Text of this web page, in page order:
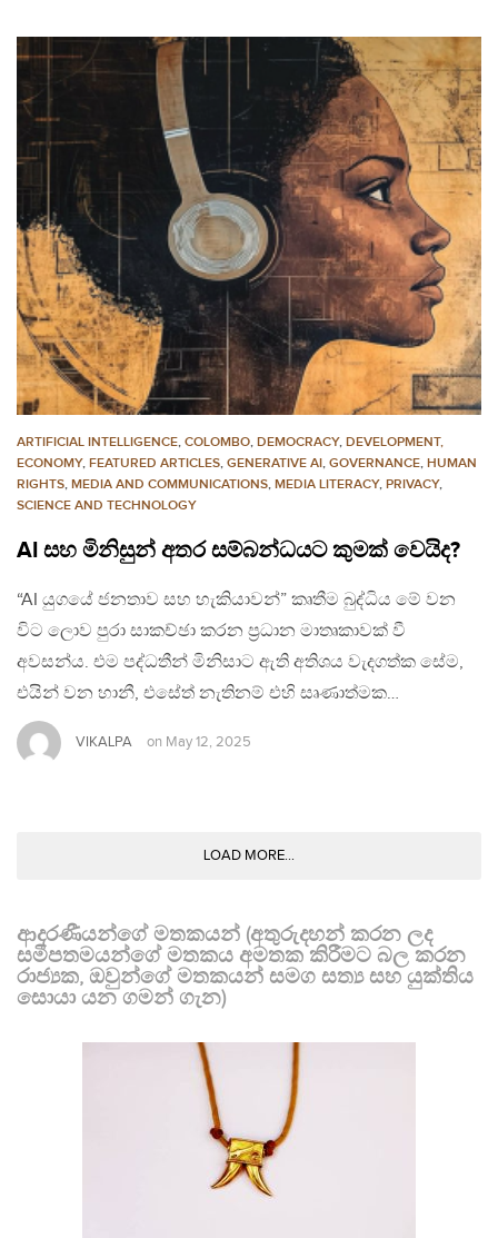
ARTIFICIAL INTELLIGENCE, COLOMBO, DEMOCRACY, DEVELOPMENT,
ECONOMY, FEATURED ARTICLES, GENERATIVE AI, GOVERNANCE, HUMAN
RIGHTS, MEDIA AND COMMUNICATIONS, MEDIA LITERACY, PRIVACY,
SCIENCE AND TECHNOLOGY
AI සහ මිනිසුන් අතර සම්බන්ධයට කුමක් වෙයිද?
“AI යුගයේ ජනතාව සහ හැකියාවන්” කෘතීම බුද්ධිය මේ වන
විට ලොව පුරා සාකච්ඡා කරන ප්‍රධාන මාතෘකාවක් වී
අවසන්ය. එම පද්ධතීන් මිනිසාට ඇති අතිශය වැදගත්ක සේම,
එයින් වන හානී, එසේත් නැතිනම් එහි සෘණාත්මක…
VIKALPA on May 12, 2025
LOAD MORE...
ආදරණීයන්ගේ මතකයන් (අතුරුදහන් කරන ලද
සමීපතමයන්ගේ මතකය අමතක කිරීමට බල කරන
රාජ්‍යක, ඔවුන්ගේ මතකයන් සමග සත්‍ය සහ යුක්තිය
සොයා යන ගමන් ගැන)